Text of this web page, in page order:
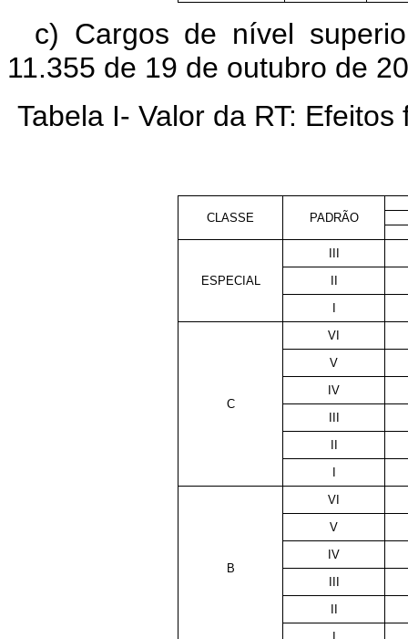
c) Cargos de nível
11.355 de 19 de outubro de
Tabela I- Valor da RT:
CLASSE PADRÃO
ESPECIAL
C
VI
V
IV
B
VI
V
IV